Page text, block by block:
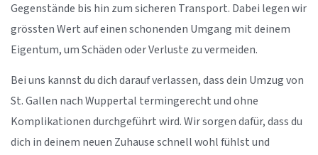
Gegenstände bis hin zum sicheren Transport. Dabei legen wir
grössten Wert auf einen schonenden Umgang mit deinem
Eigentum, um Schäden oder Verluste zu vermeiden.
Bei uns kannst du dich darauf verlassen, dass dein Umzug von
St. Gallen nach Wuppertal termingerecht und ohne
Komplikationen durchgeführt wird. Wir sorgen dafür, dass du
dich in deinem neuen Zuhause schnell wohl fühlst und